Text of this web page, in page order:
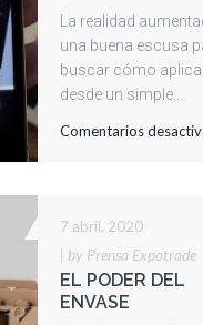
La realidad
una buena escusa
buscar cómo
desde un simple...
Comentarios
7 abril, 2020
| by Prensa Expotrade
EL PODER DEL
ENVASE